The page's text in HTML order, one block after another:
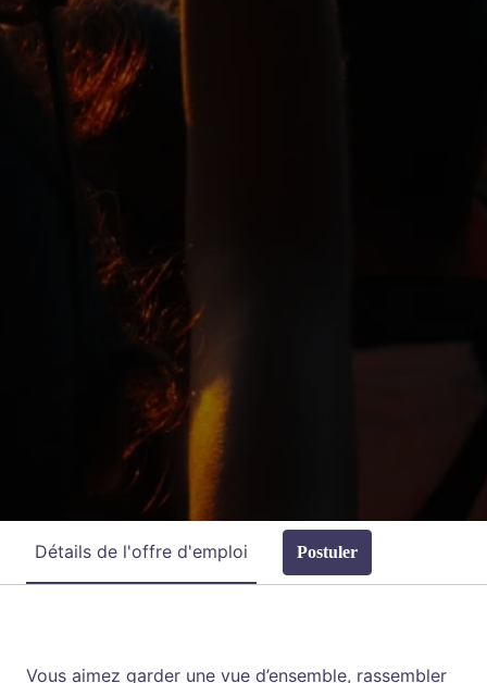
Détails de l'offre d'emploi Postuler
Vous aimez garder une vue d’ensemble, rassembler